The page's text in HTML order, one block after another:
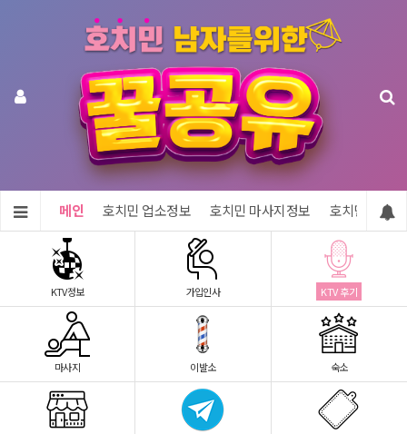
메인 호치민 업소정보 호치민 마사지정보 호치민 숙소
KTV정보 가입인사 KTV 후기
마사지 이발소 숙소